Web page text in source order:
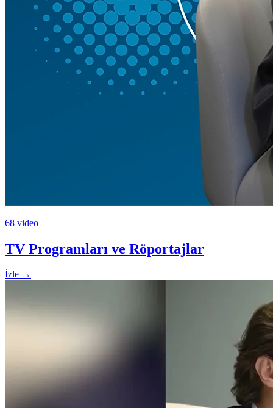
68 video
TV Programları ve Röportajlar
İzle →